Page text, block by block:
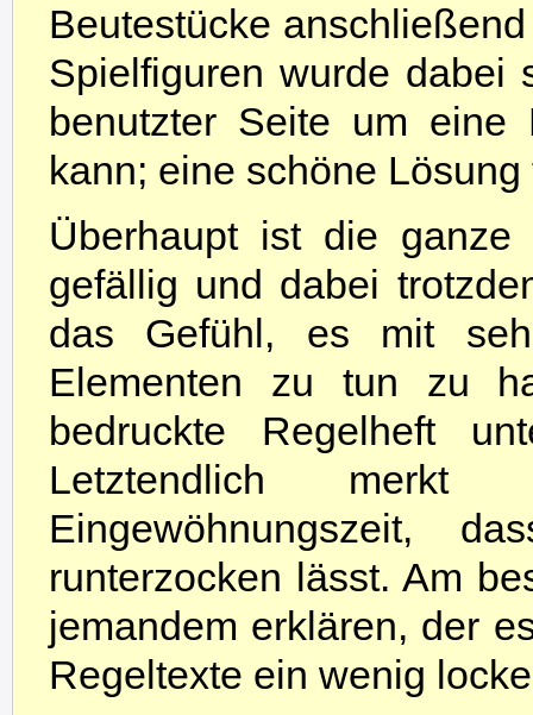
Beutestücke
Spielfiguren wurde dabei
benutzter Seite um
kann; eine schöne
Überhaupt ist die
gefällig und dabei
das Gefühl, es mit
Elementen zu tun zu
bedruckte Regelheft
Letztendlich
Eingewöhnungszeit,
runterzocken lässt. Am
jemandem erklären, der
Regeltexte ein wenig